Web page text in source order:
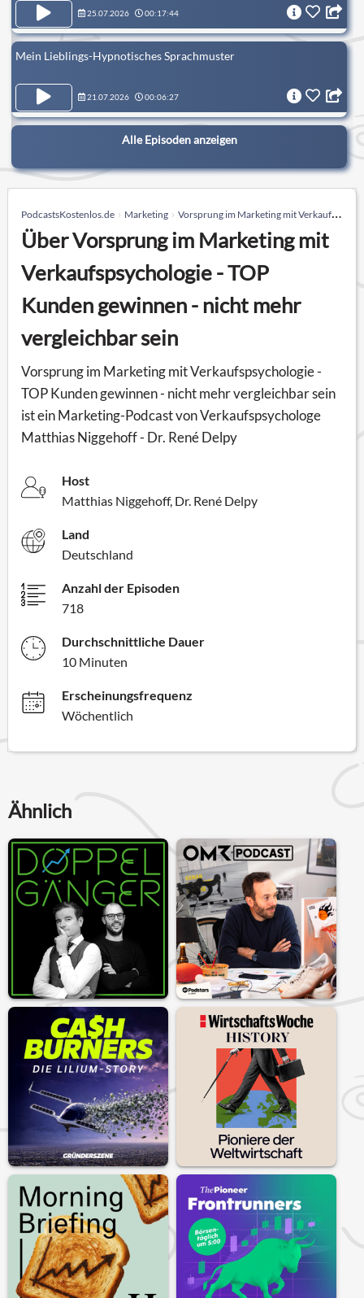
25.07.2026 00:17:44
Mein Lieblings-Hypnotisches Sprachmuster
21.07.2026 00:06:27
Alle Episoden anzeigen
PodcastsKostenlos.de Marketing Vorsprung im Marketing mit Verkaufspsychologie - TOP Kunden gewinnen - nicht mehr vergleichbar sein
Über Vorsprung im Marketing mit
Verkaufspsychologie - TOP
Kunden gewinnen - nicht mehr
vergleichbar sein
Vorsprung im Marketing mit Verkaufspsychologie -
TOP Kunden gewinnen - nicht mehr vergleichbar sein
ist ein Marketing-Podcast von Verkaufspsychologe
Matthias Niggehoff - Dr. René Delpy
Host
Matthias Niggehoff, Dr. René Delpy
Land
Deutschland
Anzahl der Episoden
718
Durchschnittliche Dauer
10 Minuten
Erscheinungsfrequenz
Wöchentlich
Ähnlich